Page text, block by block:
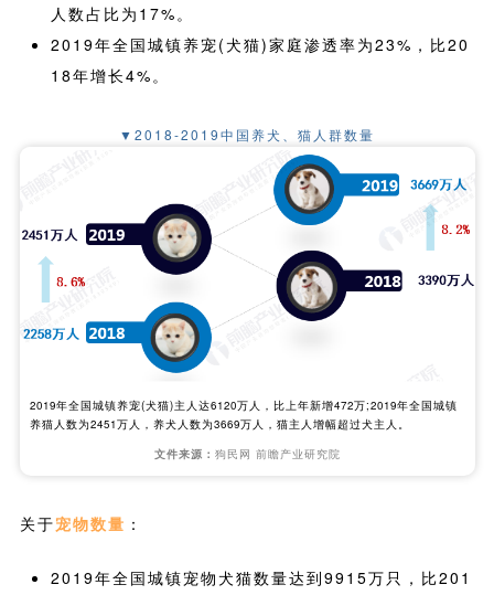
人数占比为17%。
2019年全国城镇养宠(犬猫)家庭渗透率为23%，比20
18年增长4%。
▼2018-2019中国养犬、猫人群数量
2019年全国城镇养宠(犬猫)主人达6120万人，比上年新增472万;2019年全国城镇
养猫人数为2451万人，养犬人数为3669万人，猫主人增幅超过犬主人。
文件来源： 狗民网 前瞻产业研究院
关于宠物数量 ：
2019年全国城镇宠物犬猫数量达到9915万只，比201